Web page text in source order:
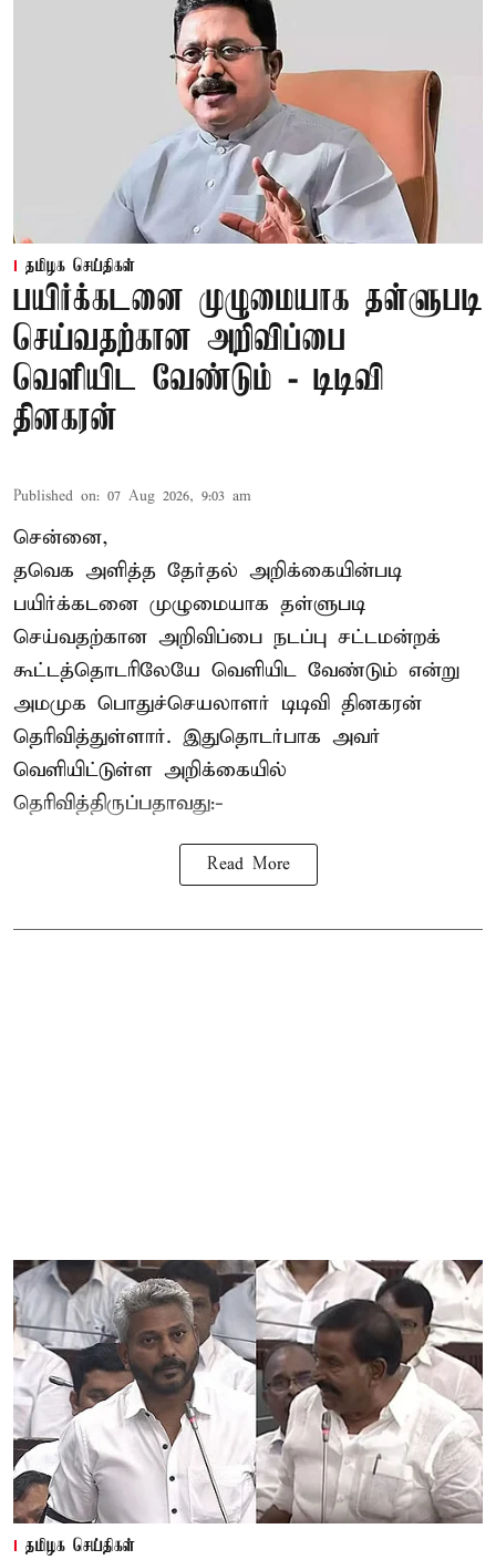
தமிழக செய்திகள்
பயிர்க்கடனை முழுமையாக தள்ளுபடி
செய்வதற்கான அறிவிப்பை
வெளியிட வேண்டும் - டிடிவி
தினகரன்
Published on: 07 Aug 2026, 9:03 am
சென்னை,
தவெக அளித்த தேர்தல் அறிக்கையின்படி
பயிர்க்கடனை முழுமையாக தள்ளுபடி
செய்வதற்கான அறிவிப்பை நடப்பு சட்டமன்றக்
கூட்டத்தொடரிலேயே வெளியிட வேண்டும் என்று
அமமுக பொதுச்செயலாளர் டிடிவி தினகரன்
தெரிவித்துள்ளார். இதுதொடர்பாக அவர்
வெளியிட்டுள்ள அறிக்கையில்
தெரிவித்திருப்பதாவது:-
Read More
தமிழக செய்திகள்